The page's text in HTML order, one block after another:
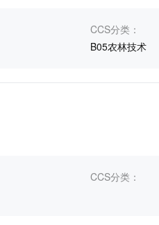
CCS分类：
B05农林技术
CCS分类：